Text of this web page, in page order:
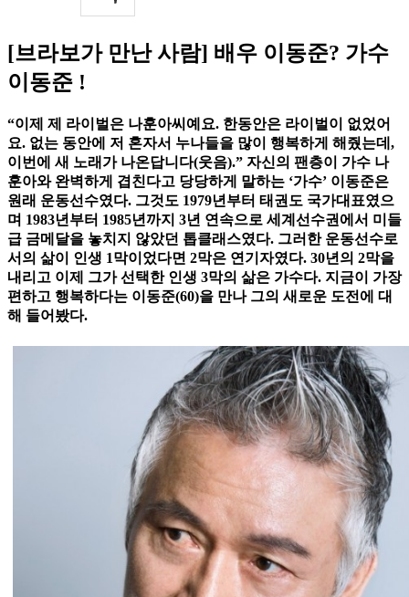
[브라보가 만난 사람] 배우 이동준? 가수
이동준 !
“이제 제 라이벌은 나훈아씨예요. 한동안은 라이벌이 없었어
요. 없는 동안에 저 혼자서 누나들을 많이 행복하게 해줬는데,
이번에 새 노래가 나온답니다(웃음).” 자신의 팬층이 가수 나
훈아와 완벽하게 겹친다고 당당하게 말하는 ‘가수’ 이동준은
원래 운동선수였다. 그것도 1979년부터 태권도 국가대표였으
며 1983년부터 1985년까지 3년 연속으로 세계선수권에서 미들
급 금메달을 놓치지 않았던 톱클래스였다. 그러한 운동선수로
서의 삶이 인생 1막이었다면 2막은 연기자였다. 30년의 2막을
내리고 이제 그가 선택한 인생 3막의 삶은 가수다. 지금이 가장
편하고 행복하다는 이동준(60)을 만나 그의 새로운 도전에 대
해 들어봤다.